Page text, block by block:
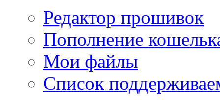
Редактор прошивок
Пополнение
Мои файлы
Список